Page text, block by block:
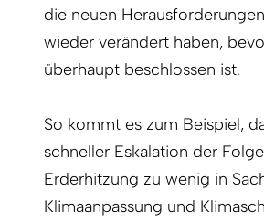
die neuen
wieder verändert haben,
überhaupt beschlossen ist.
So kommt es zum Beispiel,
schneller Eskalation der
Erderhitzung zu wenig in
Klimaanpassung und